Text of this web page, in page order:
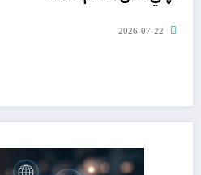
2026-07-22